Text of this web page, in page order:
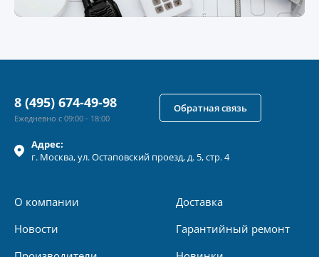
Адрес:
г. Москва, ул.Остаповский проезд, д. 5, стр. 4
О компании
Новости
Доставка
Гарантийный ремонт
8 (495) 674-49-98
Ежедневно с 09:00 - 18:00
Обратная связь